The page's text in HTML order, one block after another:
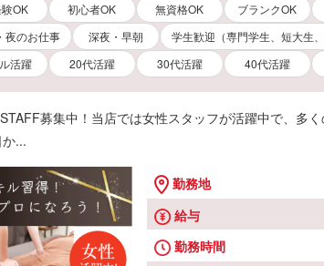
OK 初心者OK 無資格OK ブランクOK
夜のお仕事
深夜・早朝 学生歓迎（専門学生、短大生、
活躍
20代活躍 30代活躍 40代活躍
募集中！当店では女性スタッフが活躍中で、多
...
勤務地
給与
勤務時間